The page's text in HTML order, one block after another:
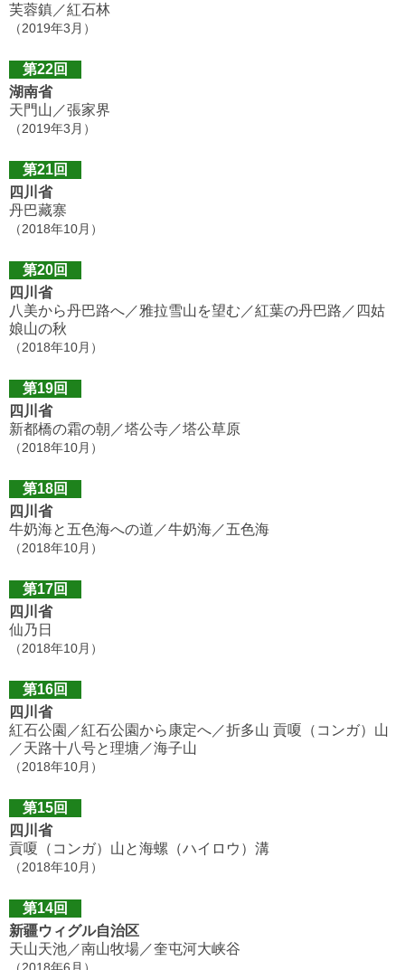
芙蓉鎮／紅石林
（2019年3月）
第22回
湖南省
天門山／張家界
（2019年3月）
第21回
四川省
丹巴藏寨
（2018年10月）
第20回
四川省
八美から丹巴路へ／雅拉雪山を望む／紅葉の丹巴路／四姑
娘山の秋
（2018年10月）
第19回
四川省
新都橋の霜の朝／塔公寺／塔公草原
（2018年10月）
第18回
四川省
牛奶海と五色海への道／牛奶海／五色海
（2018年10月）
第17回
四川省
仙乃日
（2018年10月）
第16回
四川省
紅石公園／紅石公園から康定へ／折多山 貢嗄（コンガ）山
／天路十八号と理塘／海子山
（2018年10月）
第15回
四川省
貢嗄（コンガ）山と海螺（ハイロウ）溝
（2018年10月）
第14回
新疆ウィグル自治区
天山天池／南山牧場／奎屯河大峡谷
（2018年6月）